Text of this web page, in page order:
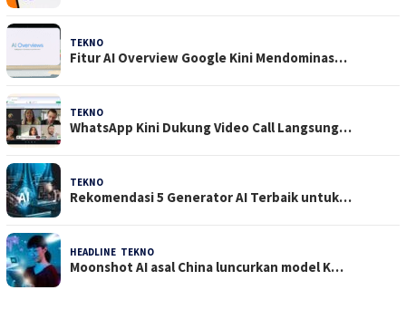
TEKNO
Fitur AI Overview Google Kini Mendominas…
TEKNO
WhatsApp Kini Dukung Video Call Langsung…
TEKNO
Rekomendasi 5 Generator AI Terbaik untuk…
HEADLINE TEKNO
Moonshot AI asal China luncurkan model K…